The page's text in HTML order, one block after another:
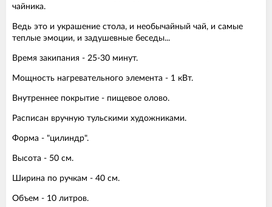
чайника.
Ведь это и украшение стола, и необычайный чай, и самые
теплые эмоции, и задушевные беседы...
Время закипания - 25-30 минут.
Мощность нагревательного элемента - 1 кВт.
Внутреннее покрытие - пищевое олово.
Расписан вручную тульскими художниками.
Форма - "цилиндр".
Высота - 50 см.
Ширина по ручкам - 40 см.
Объем - 10 литров.